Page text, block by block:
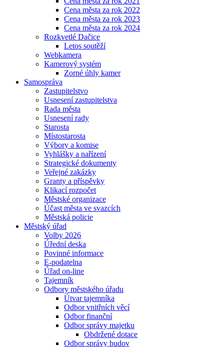
Cena města za rok 2022
Cena města za rok 2023
Cena města za rok 2024
Rozkvetlé Dačice
Letos soutěží
Webkamera
Kamerový systém
Zorné úhly kamer
Samospráva
Zastupitelstvo
Usnesení zastupitelstva
Rada města
Usnesení rady
Starosta
Místostarosta
Výbory a komise
Vyhlášky a nařízení
Strategické dokumenty
Veřejné zakázky
Granty a příspěvky
Klikací rozpočet
Městské organizace
Účast města ve svazcích
Městská policie
Městský úřad
Volby 2026
Úřední deska
Povinné informace
E-podatelna
Úřad on-line
Tajemník
Odbory městského úřadu
Útvar tajemníka
Odbor vnitřních věcí
Odbor finanční
Odbor správy majetku
Obdržené dotace
Odbor správy budov